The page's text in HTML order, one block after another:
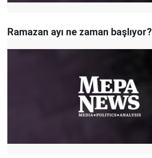
Ramazan ayı ne zaman başlıyor?